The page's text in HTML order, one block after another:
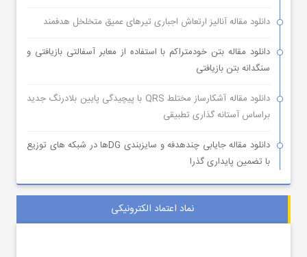
دانلود مقاله آنالیز ارتعاش اجباری تیرهای عمیق متخلخل هدفمند
دانلود مقاله بتن خودمتراکم با استفاده از معابر آسفالتی بازیافتی و
سنگدانه بتن بازیافتی
دانلود مقاله آشکارساز مختلط QRS با پیچیدگی پایین بلادرنگ جدید
براساس آستانه گذاری تطبیقی
دانلود مقاله جایابی چندهدفه و سایزبندی DGها در شبکه های توزیع
با تضمین پایداری گذرا
نماد اعتماد الکترونیکی